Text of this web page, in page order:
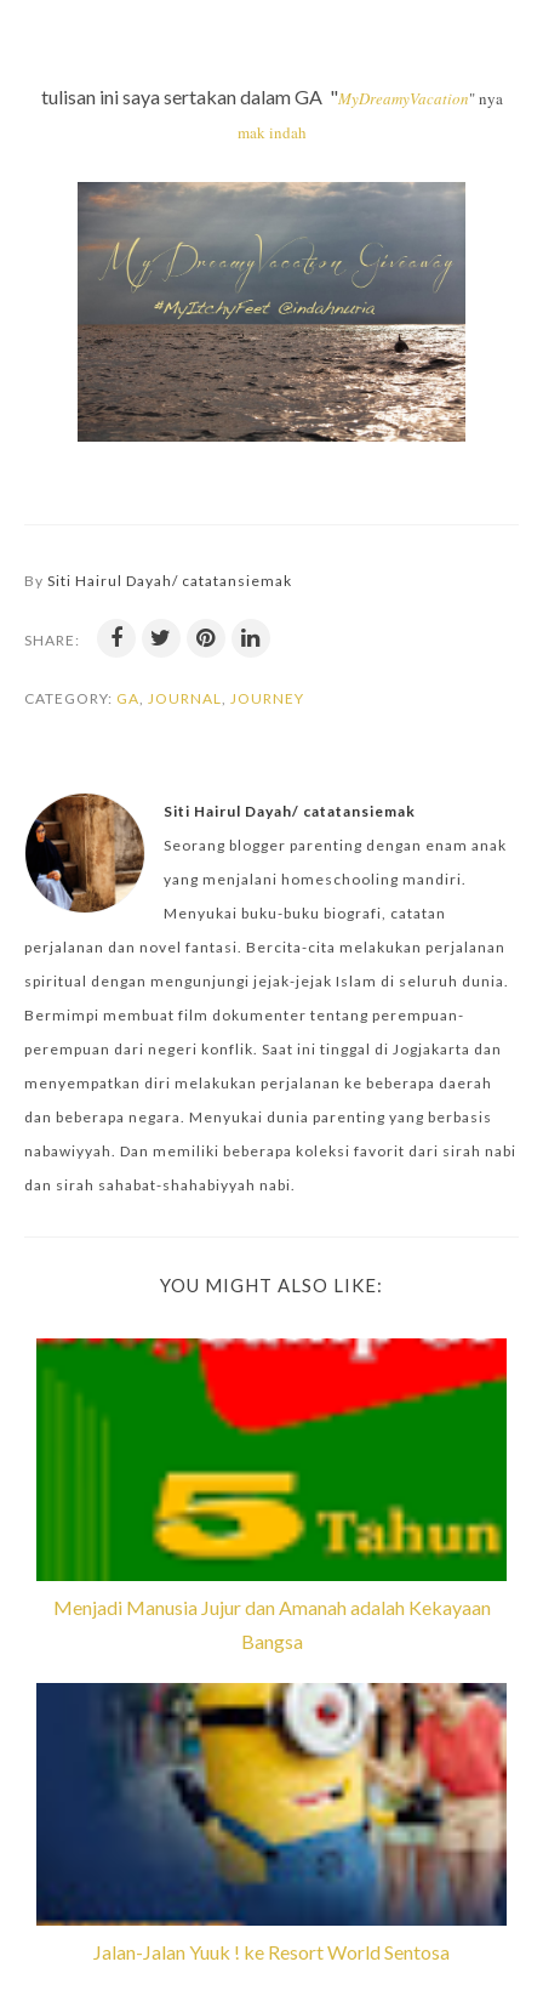
tulisan ini saya sertakan dalam GA "MyDreamyVacation" nya
mak indah
By Siti Hairul Dayah/ catatansiemak
SHARE:
CATEGORY: GA JOURNAL JOURNEY
Siti Hairul Dayah/ catatansiemak
Seorang blogger parenting dengan enam anak
yang menjalani homeschooling mandiri.
Menyukai buku-buku biografi, catatan
perjalanan dan novel fantasi. Bercita-cita melakukan perjalanan
spiritual dengan mengunjungi jejak-jejak Islam di seluruh dunia.
Bermimpi membuat film dokumenter tentang perempuan-
perempuan dari negeri konflik. Saat ini tinggal di Jogjakarta dan
menyempatkan diri melakukan perjalanan ke beberapa daerah
dan beberapa negara. Menyukai dunia parenting yang berbasis
nabawiyyah. Dan memiliki beberapa koleksi favorit dari sirah nabi
dan sirah sahabat-shahabiyyah nabi.
YOU MIGHT ALSO LIKE:
Menjadi Manusia Jujur dan Amanah adalah Kekayaan
Bangsa
Jalan-Jalan Yuuk ! ke Resort World Sentosa